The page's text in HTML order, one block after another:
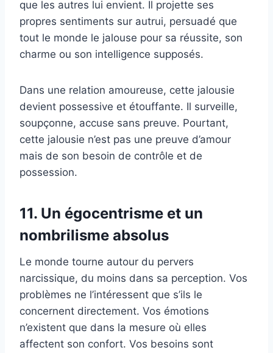
que les autres lui envient. Il projette ses
propres sentiments sur autrui, persuadé que
tout le monde le jalouse pour sa réussite, son
charme ou son intelligence supposés.
Dans une relation amoureuse, cette jalousie
devient possessive et étouffante. Il surveille,
soupçonne, accuse sans preuve. Pourtant,
cette jalousie n’est pas une preuve d’amour
mais de son besoin de contrôle et de
possession.
11. Un égocentrisme et un
nombrilisme absolus
Le monde tourne autour du pervers
narcissique, du moins dans sa perception. Vos
problèmes ne l’intéressent que s’ils le
concernent directement. Vos émotions
n’existent que dans la mesure où elles
affectent son confort. Vos besoins sont